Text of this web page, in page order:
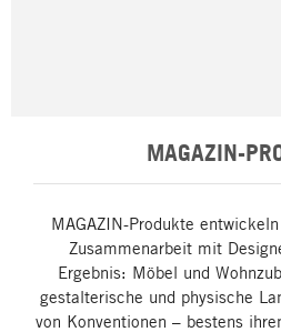
MAGAZIN-
MAGAZIN-Produkte
Zusammenarbeit mit
Ergebnis: Möbel und
gestalterische und physische
von Konventionen – bestens